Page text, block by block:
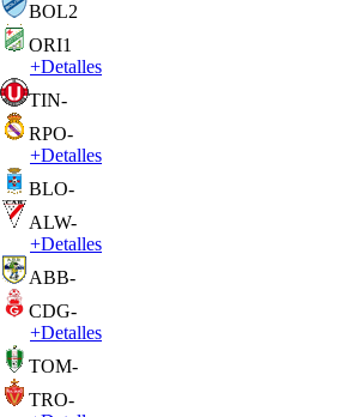
BOL2
ORI1
+Detalles
TIN-
RPO-
+Detalles
BLO-
ALW-
+Detalles
ABB-
CDG-
+Detalles
TOM-
TRO-